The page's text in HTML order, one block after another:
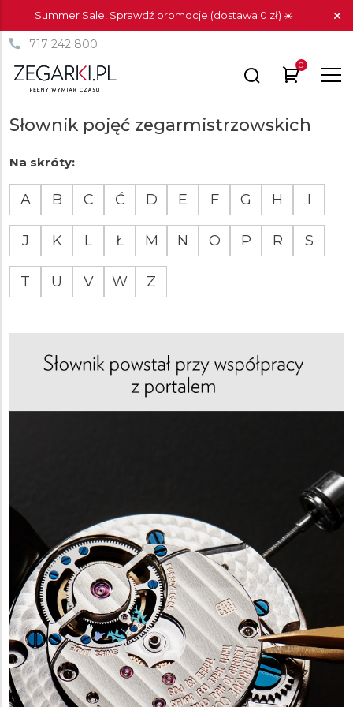
Summer Sale! Sprawdź promocje (dostawa 0 zł) ☀️
717 242 800
0
Słownik pojęć zegarmistrzowskich
Na skróty:
A B C Ć D E F G H I
J K L Ł M N O P R S
T U V W Z